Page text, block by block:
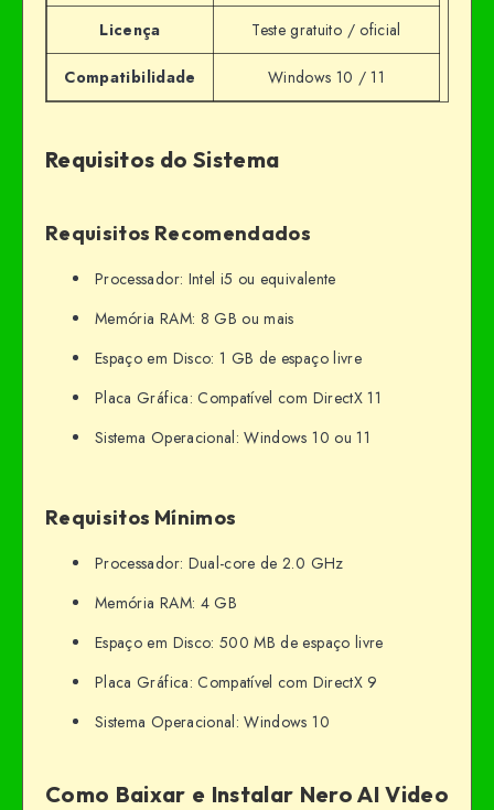
Licença Teste gratuito / oficial
Compatibilidade Windows 10 / 11
Requisitos do Sistema
Requisitos Recomendados
Processador: Intel i5 ou equivalente
Memória RAM: 8 GB ou mais
Espaço em Disco: 1 GB de espaço livre
Placa Gráfica: Compatível com DirectX 11
Sistema Operacional: Windows 10 ou 11
Requisitos Mínimos
Processador: Dual-core de 2.0 GHz
Memória RAM: 4 GB
Espaço em Disco: 500 MB de espaço livre
Placa Gráfica: Compatível com DirectX 9
Sistema Operacional: Windows 10
Como Baixar e Instalar Nero AI Video